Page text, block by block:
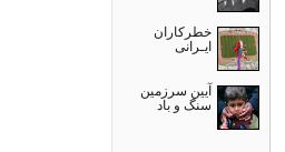
خطرکاران
ایـرانی
آیین سرزمین
سنگ و باد